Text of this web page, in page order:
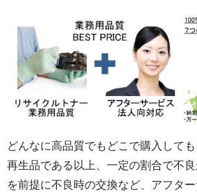
どんなに高品質でもどこで購入して
再生品である以上、一定の割合で不
を前提に不良時の交換など、アフタ